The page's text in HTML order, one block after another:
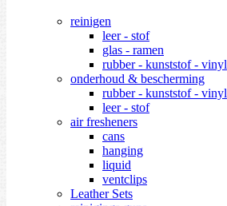
reinigen
leer - stof
glas - ramen
rubber - kunststof - vinyl
onderhoud & bescherming
rubber - kunststof - vinyl
leer - stof
air fresheners
cans
hanging
liquid
ventclips
Leather Sets